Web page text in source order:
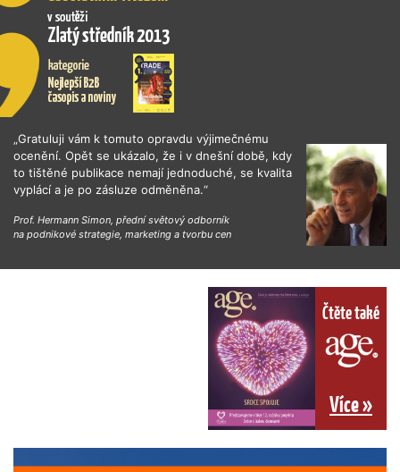
„Gratuluji vám k tomuto opravdu výjimečnému
ocenění. Opět se ukázalo, že i v dnešní době, kdy
to tištěné publikace nemají jednoduché, se kvalita
vyplácí a je po zásluze odměněna.“
Prof. Hermann Simon, přední světový odborník
na podnikové strategie, marketing a tvorbu cen
Čtěte také
Více »